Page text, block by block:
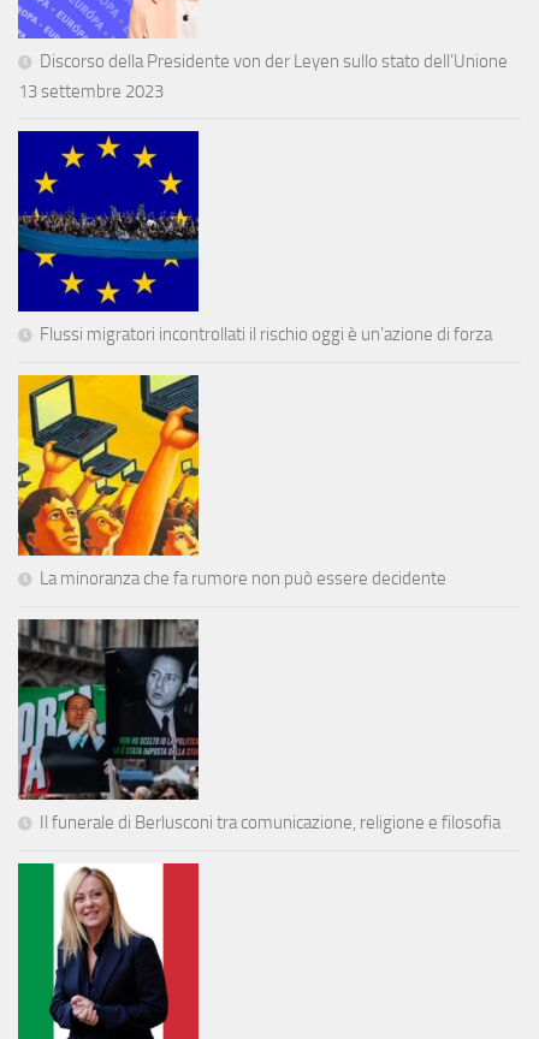
Discorso della Presidente von der Leyen sullo stato dell’Unione
13 settembre 2023
Flussi migratori incontrollati il rischio oggi è un’azione di forza
La minoranza che fa rumore non può essere decidente
Il funerale di Berlusconi tra comunicazione, religione e filosofia